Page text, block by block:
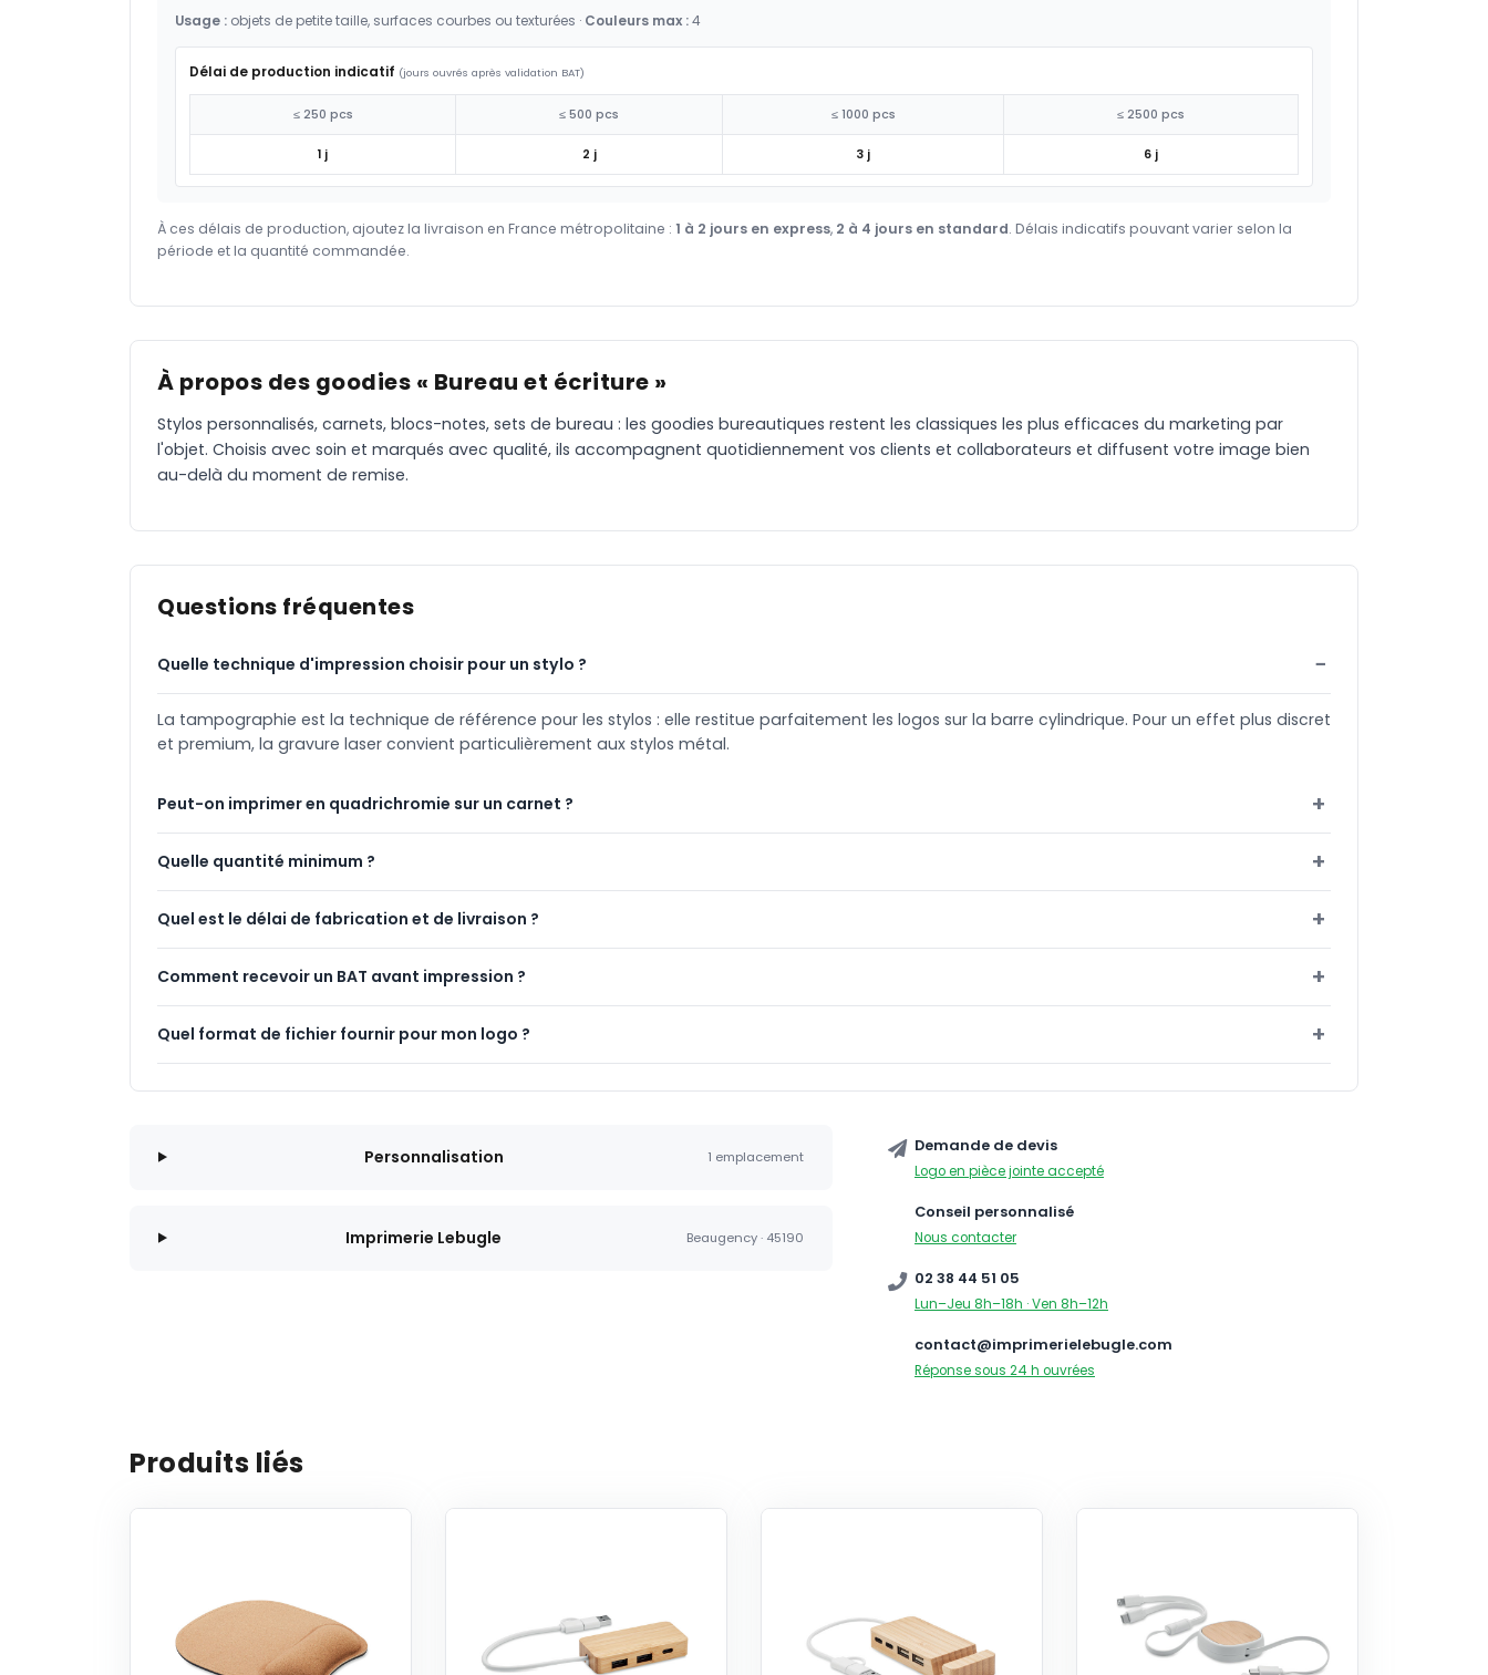
Usage : objets de petite taille, surfaces courbes ou texturées · Couleurs max :4
Délai de production indicatif (jours ouvrés après validation BAT)
≤ 250 pcs ≤ 500 pcs ≤ 1000 pcs ≤ 2500 pcs
1 j 2 j 3 j 6 j
À ces délais de production, ajoutez la livraison en France métropolitaine : 1 à 2 jours en express, 2 à 4 jours en standard. Délais indicatifs pouvant varier selon la
période et la quantité commandée.
À propos des goodies « Bureau et écriture »
Stylos personnalisés, carnets, blocs-notes, sets de bureau : les goodies bureautiques restent les classiques les plus efficaces du marketing par
l'objet. Choisis avec soin et marqués avec qualité, ils accompagnent quotidiennement vos clients et collaborateurs et diffusent votre image bien
au-delà du moment de remise.
Questions fréquentes
Quelle technique d'impression choisir pour un stylo ?
La tampographie est la technique de référence pour les stylos : elle restitue parfaitement les logos sur la barre cylindrique. Pour un effet plus discret
et premium, la gravure laser convient particulièrement aux stylos métal.
Peut-on imprimer en quadrichromie sur un carnet ?
Quelle quantité minimum ?
Quel est le délai de fabrication et de livraison ?
Comment recevoir un BAT avant impression ?
Quel format de fichier fournir pour mon logo ?
Personnalisation 1 emplacement
Imprimerie Lebugle Beaugency · 45190
Demande de devis
Logo en pièce jointe accepté
Conseil personnalisé
Nous contacter
02 38 44 51 05
Lun–Jeu 8h–18h · Ven 8h–12h
contact@imprimerielebugle.com
Réponse sous 24 h ouvrées
Produits liés